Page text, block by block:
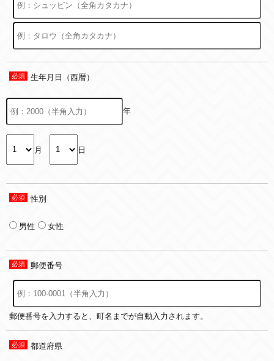
生年月日（西暦）
年
月 日
性別
男性 女性
郵便番号
郵便番号を入力すると、町名までが自動入力されます。
都道府県